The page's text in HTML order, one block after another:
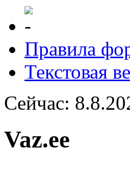
Правила
Текстовая
Сейчас:
Vaz.ee